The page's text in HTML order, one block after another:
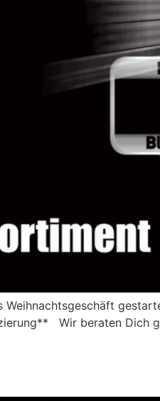
Wir beraten Dich